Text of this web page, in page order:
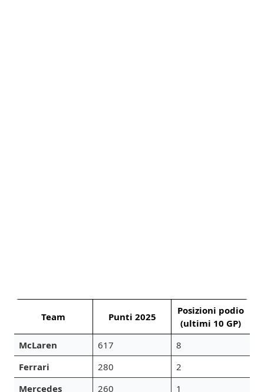
Team Punti 2025
Posizioni podio
(ultimi 10 GP)
McLaren
617
8
Ferrari
280
2
Mercedes
260
1